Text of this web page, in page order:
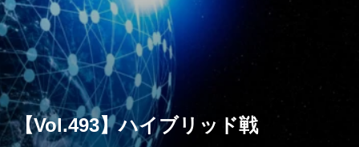
ス
キ
ッ
プ
【Vol.493】ハイブリッド戦